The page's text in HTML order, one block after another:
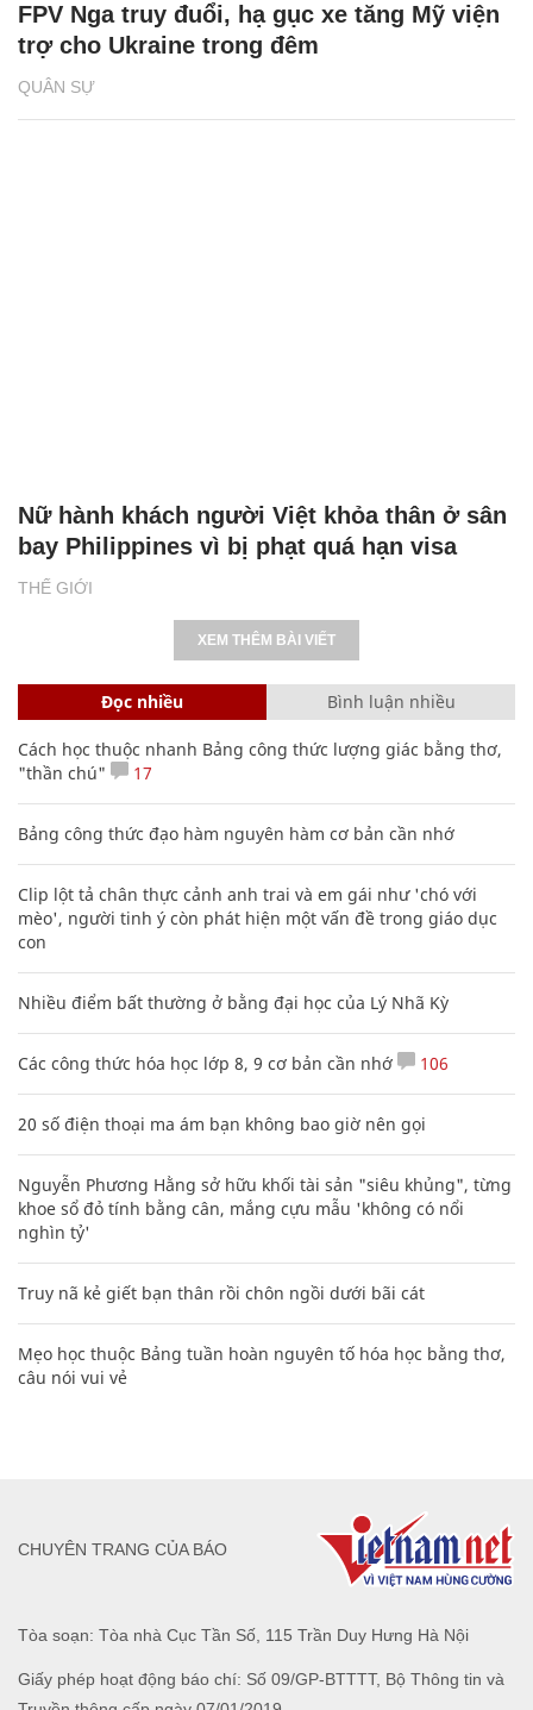
QUÂN SỰ
FPV Nga truy đuổi, hạ gục xe tăng Mỹ viện
trợ cho Ukraine trong đêm
THẾ GIỚI
Nữ hành khách người Việt khỏa thân ở sân
bay Philippines vì bị phạt quá hạn visa
XEM THÊM BÀI VIẾT
Đọc nhiều Bình luận nhiều
Cách học thuộc nhanh Bảng công thức lượng giác bằng thơ,
"thần chú"
17
Bảng công thức đạo hàm nguyên hàm cơ bản cần nhớ
Clip lột tả chân thực cảnh anh trai và em gái như 'chó với
mèo', người tinh ý còn phát hiện một vấn đề trong giáo dục
con
Nhiều điểm bất thường ở bằng đại học của Lý Nhã Kỳ
Các công thức hóa học lớp 8, 9 cơ bản cần nhớ 106
20 số điện thoại ma ám bạn không bao giờ nên gọi
Nguyễn Phương Hằng sở hữu khối tài sản "siêu khủng", từng
khoe sổ đỏ tính bằng cân, mắng cựu mẫu 'không có nổi
nghìn tỷ'
Truy nã kẻ giết bạn thân rồi chôn ngồi dưới bãi cát
Mẹo học thuộc Bảng tuần hoàn nguyên tố hóa học bằng thơ,
câu nói vui vẻ
Tòa soạn: Tòa nhà Cục Tần Số, 115 Trần Duy Hưng Hà Nội
Giấy phép hoạt động báo chí: Số 09/GP-BTTTT, Bộ Thông tin và
CHUYÊN TRANG CỦA BÁO